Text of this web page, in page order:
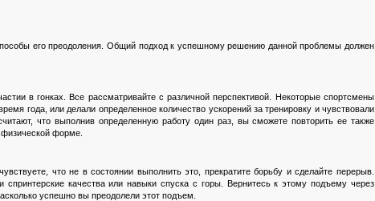
его преодоления. Общий подход к успешному решению данной проблемы должен
в гонках. Все рассматривайте с различной перспективой. Некоторые спортсмены
года, или делали определенное количество ускорений за тренировку и чувствовали
что выполнив определенную работу один раз, вы сможете повторить ее также
форме.
что не в состоянии выполнить это, прекратите борьбу и сделайте перерыв.
качества или навыки спуска с горы. Вернитесь к этому подъему через
успешно вы преодолели этот подъем.